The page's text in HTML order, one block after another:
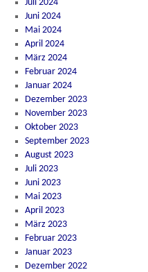
Juli 2024
Juni 2024
Mai 2024
April 2024
März 2024
Februar 2024
Januar 2024
Dezember 2023
November 2023
Oktober 2023
September 2023
August 2023
Juli 2023
Juni 2023
Mai 2023
April 2023
März 2023
Februar 2023
Januar 2023
Dezember 2022